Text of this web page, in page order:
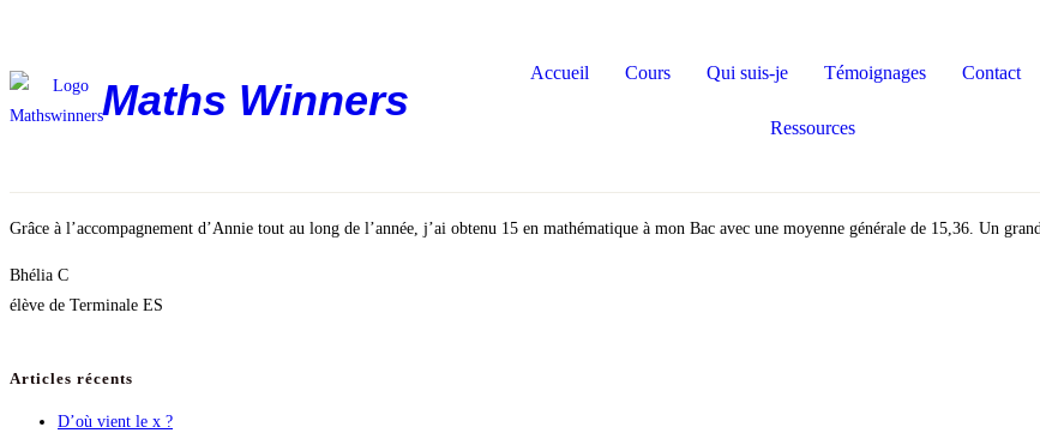
Maths Winners
Accueil Cours Qui suis-je Témoignages Contact
Ressources
Grâce à l’accompagnement d’Annie tout au long de l’année, j’ai obtenu 15 en mathématique à mon Bac avec une moyenne générale de 15,36. Un
Bhélia C
élève de Terminale ES
Articles récents
D’où vient le x ?